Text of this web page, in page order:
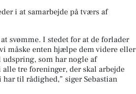
i at samarbejde på tværs af
svømme. I stedet for at de forlader
måske enten hjælpe dem videre eller
som har nogle af
tre foreninger, der skal arbejde
til rådighed,” siger Sebastian